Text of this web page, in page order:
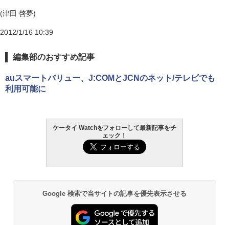
(津田 啓夢)
2012/1/16 10:39
編集部のおすすめ記事
auスマートバリュー、J:COMとJCNのネット/テレビでも
利用可能に
ケータイ Watchをフォローして最新記事をチ
ェック！
Google 検索で当サイトの記事を優先表示させる